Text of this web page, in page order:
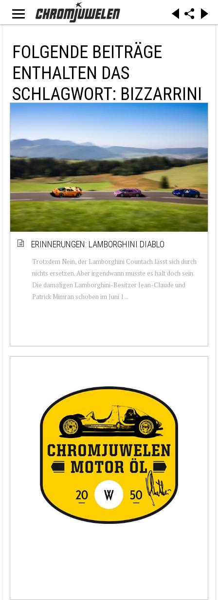
FOLGENDE BEITRÄGE
ENTHALTEN DAS
SCHLAGWORT: BIZZARRINI
ERINNERUNGEN: LAMBORGHINI DIABLO
Trotzdem Nein, der Lamborghini Countach lässt sich durch
nichts ersetzen. Aber irgendwann musste es halt doch sein.
Die damaligen Lamborghini-Besitzer Jean-Claude und
Patrick Mimran schoben im Juni 1...